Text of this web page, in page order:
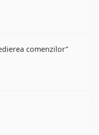
comenzilor